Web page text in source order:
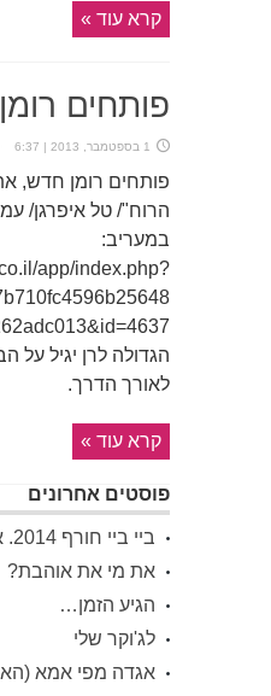
קרא עוד »
פותחים
1 בספטמבר, 2013 | 6:37
פותחים רומן חדש,
במעריב:
app/index.php?
הגדולה לרן יגיל על
לאורך הדרך.
קרא עוד »
פוסטים אחרונים
ביי ביי חורף 2014. אל תחזור
את מי את אוהבת?
הגיע הזמן…
לג'וקר שלי
אגדה מפי אמא